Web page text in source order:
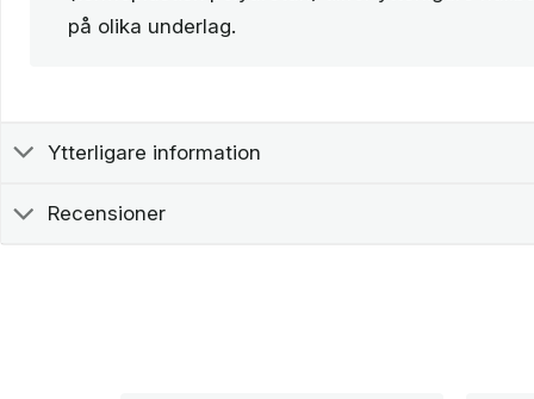
på olika underlag.
Ytterligare information
Recensioner